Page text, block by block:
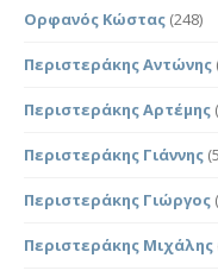
Ορφανός Κώστας (248)
Περιστεράκης Αντώνης
Περιστεράκης Αρτέμης
Περιστεράκης Γιάννης
Περιστεράκης Γιώργος
Περιστεράκης Μιχάλης